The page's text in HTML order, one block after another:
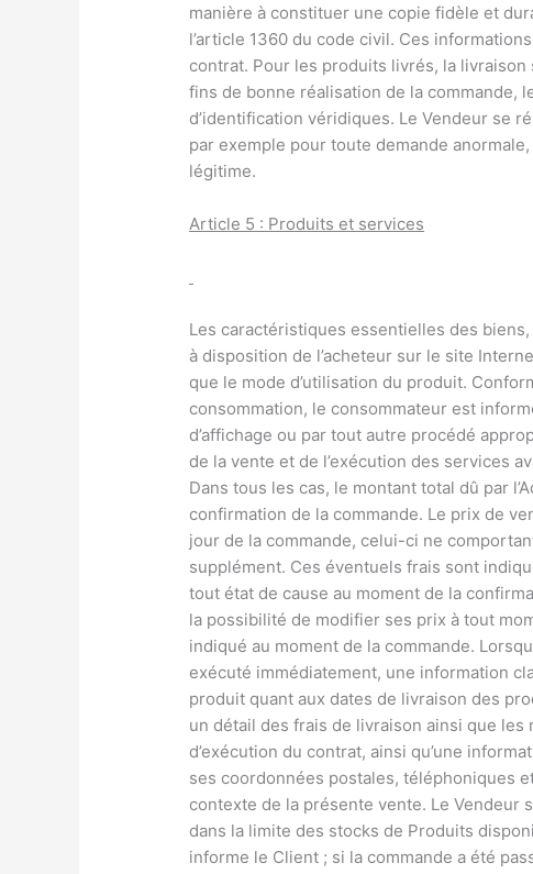
manière à constituer une copie fidèle et
l’article 1360 du code civil. Ces
contrat. Pour les produits livrés, la livraison
fins de bonne réalisation de la commande,
d’identification véridiques. Le Vendeur se
par exemple pour toute demande
légitime.
Article 5 : Produits et services
Les caractéristiques essentielles des
à disposition de l’acheteur sur le site
que le mode d’utilisation du produit.
consommation, le consommateur est
d’affichage ou par tout autre procédé
de la vente et de l’exécution des services
Dans tous les cas, le montant total dû par
confirmation de la commande. Le prix de
jour de la commande, celui-ci ne
supplément. Ces éventuels frais sont
tout état de cause au moment de la
la possibilité de modifier ses prix à tout
indiqué au moment de la commande.
exécuté immédiatement, une information
produit quant aux dates de livraison des
un détail des frais de livraison ainsi que
d’exécution du contrat, ainsi qu’une
ses coordonnées postales, téléphoniques
contexte de la présente vente. Le Vendeur
dans la limite des stocks de Produits
informe le Client ; si la commande a été